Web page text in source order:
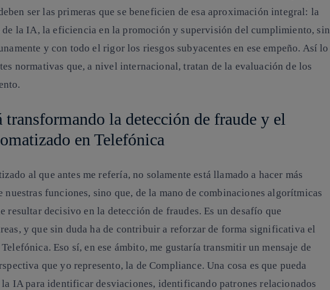
ser las primeras que se beneficien de esa aproximación integral: la
de la IA, la eficiencia en la promoción y supervisión del cumplimiento, sin
y con todo el rigor los riesgos subyacentes en ese empeño. Así lo
normativas que, a nivel internacional, tratan de la evaluación de los
la detección de fraude y el
en Telefónica
al que antes me refería, no solamente está llamado a hacer más
nuestras funciones, sino que, de la mano de combinaciones algorítmicas
resultar decisivo en la detección de fraudes. Es un desafío que
y que sin duda ha de contribuir a reforzar de forma significativa el
Eso sí, en ese ámbito, me gustaría transmitir un mensaje de
que yo represento, la de Compliance. Una cosa es que pueda
IA para identificar desviaciones, identificando patrones relacionados